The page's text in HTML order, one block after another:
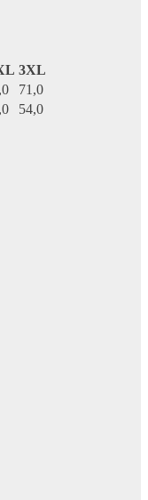
3XL
71,0
54,0